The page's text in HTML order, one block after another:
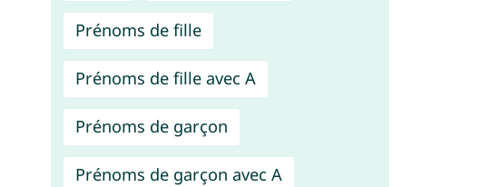
Prénoms de fille
Prénoms de fille avec A
Prénoms de garçon
Prénoms de garçon avec A